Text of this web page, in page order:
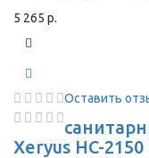
5 265 р.
Оставить
Xeryus HC-